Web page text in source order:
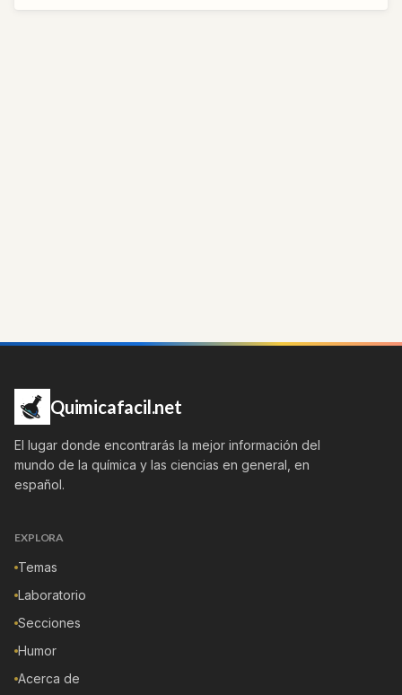
Quimicafacil.net
El lugar donde encontrarás la mejor información del
mundo de la química y las ciencias en general, en
español.
EXPLORA
Temas
Laboratorio
Secciones
Humor
Acerca de